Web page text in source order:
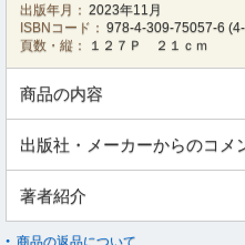
出版年月： 2023年11月
ISBNコード： 978-4-309-75057-6 (
頁数・縦：
１２７Ｐ ２１ｃｍ
商品の内容
出版社・メーカーからのコメ
著者紹介
商品の返品について